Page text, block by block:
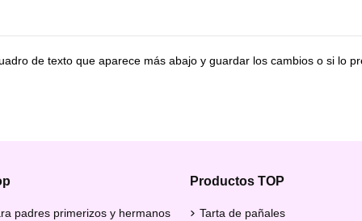
de texto que aparece más abajo y guardar los cambios o si lo
padres primerizos y hermanos
Productos TOP
Tarta de pañales